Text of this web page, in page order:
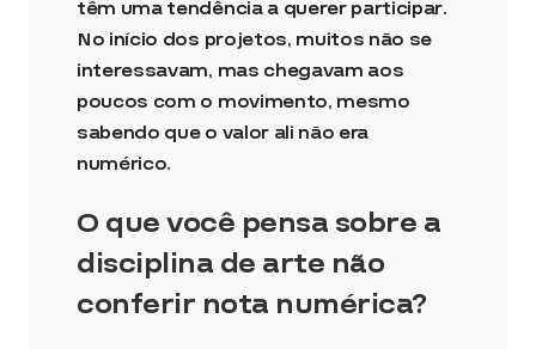
têm uma tendência a querer participar.
No início dos projetos, muitos não se
interessavam, mas chegavam aos
poucos com o movimento, mesmo
sabendo que o valor ali não era
numérico.
O que você pensa sobre a
disciplina de arte não
conferir nota numérica?